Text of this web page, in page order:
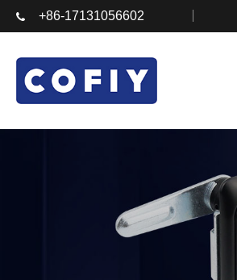
+86-17131056602